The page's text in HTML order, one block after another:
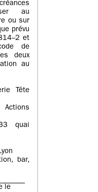
au
ou sur
prévu
et
de
deux
au
Tête
quai
bar,
le